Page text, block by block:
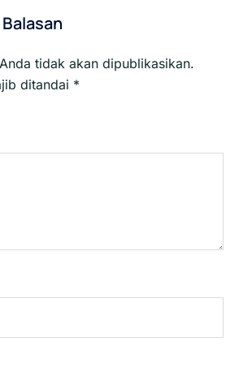
tidak akan dipublikasikan.
ditandai *